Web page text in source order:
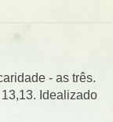
- as três.
Idealizado